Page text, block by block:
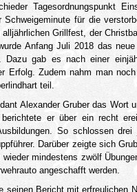
Tagesordnungspunkt
Schweigeminute für die
Grillfest, der
Anfang Juli 2018 das
Dazu gab es nach einer
Erfolg. Zudem nahm man
teil.
Alexander Gruber das
er über ein recht
So schlossen
Darüber zeigte sich
mindestens zwölf
angeschafft werden.
Bericht mit erfreulichen